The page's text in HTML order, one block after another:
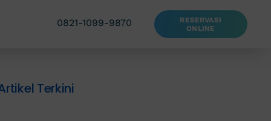
0821-1099-9870
RESERVASI
ONLINE
Terkini